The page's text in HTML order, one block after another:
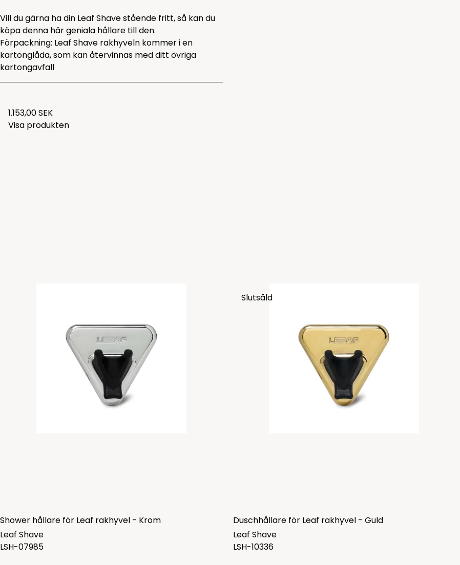
Vill du gärna ha din Leaf Shave stående fritt, så kan du
köpadenna här geniala hållare till den.
Förpackning: Leaf Shave rakhyveln kommer i en
kartonglåda, som kan återvinnas med ditt övriga
kartongavfall
1.153,00 SEK
Visa produkten
Shower hållare för Leaf rakhyvel - Krom
Leaf Shave
LSH-07985
Slutsåld
Duschhållare för Leaf rakhyvel - Guld
Leaf Shave
LSH-10336